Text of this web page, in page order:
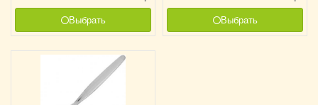
Выбрать Выбрать